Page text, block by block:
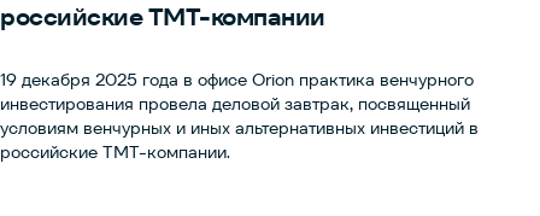
российские TMT-компании
19 декабря 2025 года в офисе Orion практика венчурного
инвестирования провела деловой завтрак, посвященный
условиям венчурных и иных альтернативных инвестиций в
российские TMT-компании.